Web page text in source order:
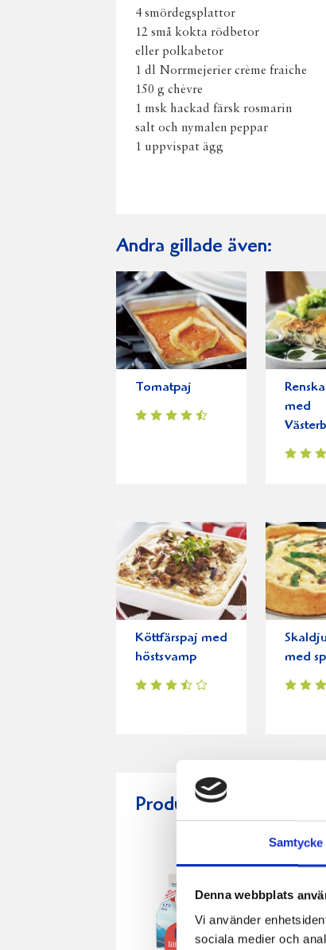
Samtycke
Denna webbplats
Vi använder
sociala medier och
4 smördegsplattor
12 små kokta rödbetor
eller polkabetor
1 dl Norrmejerier crème fraiche
150 g chèvre
1 msk hackad färsk rosmarin
salt och nymalen peppar
1 uppvispat ägg
Andra gillade även:
Tomatpaj
med
Köttfärspaj med
höstsvamp
med
Produkter i receptet: